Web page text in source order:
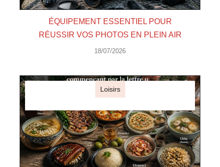
ÉQUIPEMENT ESSENTIEL POUR
RÉUSSIR VOS PHOTOS EN PLEIN AIR
18/07/2026
Loisirs